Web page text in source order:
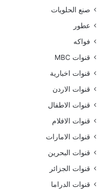
صنع الحلويات
عطور
فواكه
قنوات MBC
قنوات اخبارية
قنوات الاردن
قنوات الاطفال
قنوات الافلام
قنوات الامارات
قنوات البحرين
قنوات الجزائر
قنوات الدراما